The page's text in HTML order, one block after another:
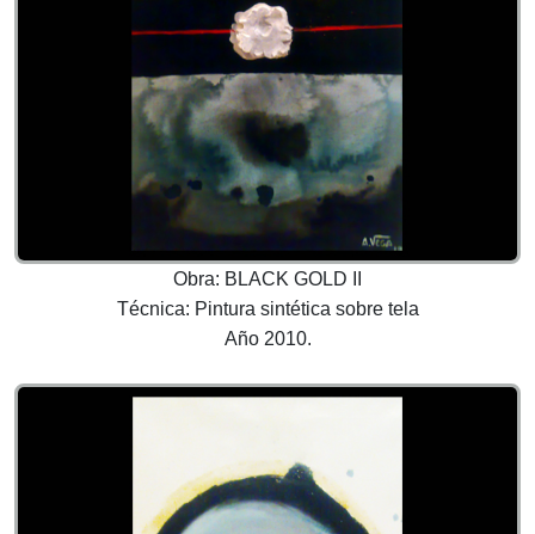
Obra: BLACK GOLD II
Técnica: Pintura sintética sobre tela
Año 2010.